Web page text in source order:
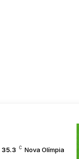
35.3 C Nova Olímpia